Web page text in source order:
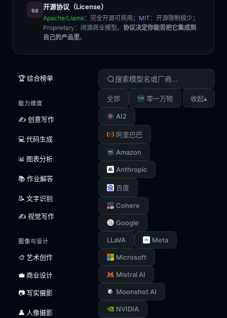
📜 开源协议（License）
Apache/Llama ：完全开源可商用； MIT ：开源限制极少；
Proprietary ：闭源商业模型。 协议决定你能否把它集成到
自己的产品里。
🏆 综合榜单
能力维度
✍️ 创意写作
💻 代码生成
📊 图表分析
📚 作业解答
📝 文字识别
✍️ 视觉写作
图像与设计
🎨 艺术创作
💼 商业设计
📷 写实摄影
👤 人像摄影
全部 零一万物
AI2
阿里巴巴
Amazon
Anthropic
百度
Cohere
Google
LLaVA Meta
Microsoft
Mistral AI
Moonshot AI
NVIDIA
收起▴